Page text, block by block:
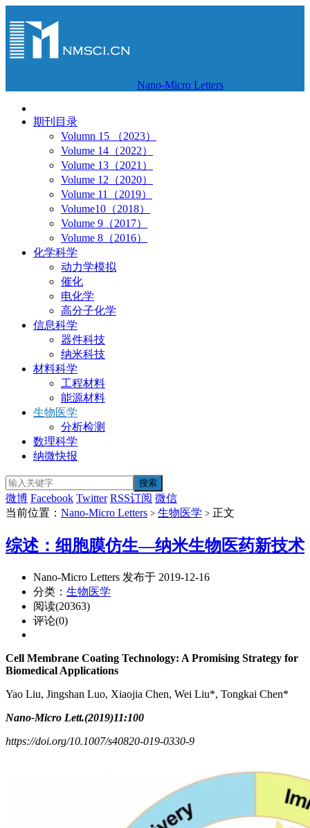
Nano-Micro Letters
期刊目录
Volumn 15 （2023）
Volume 14（2022）
Volume 13（2021）
Volume 12（2020）
Volume 11（2019）
Volume10（2018）
Volume 9（2017）
Volume 8（2016）
化学科学
动力学模拟
催化
电化学
高分子化学
信息科学
器件科技
纳米科技
材料科学
工程材料
能源材料
生物医学
分析检测
数理科学
纳微快报
微博 Facebook Twitter RSS订阅 微信
当前位置： Nano-Micro Letters > 生物医学 > 正文
综述：细胞膜仿生—纳米生物医药新技术
Nano-Micro Letters 发布于 2019-12-16
分类： 生物医学
阅读(20363)
评论(0)
Cell Membrane Coating Technology: A Promising Strategy for
Biomedical Applications
Yao Liu, Jingshan Luo, Xiaojia Chen, Wei Liu*, Tongkai Chen*
Nano-Micro Lett.(2019)11:100
https://doi.org/10.1007/s40820-019-0330-9